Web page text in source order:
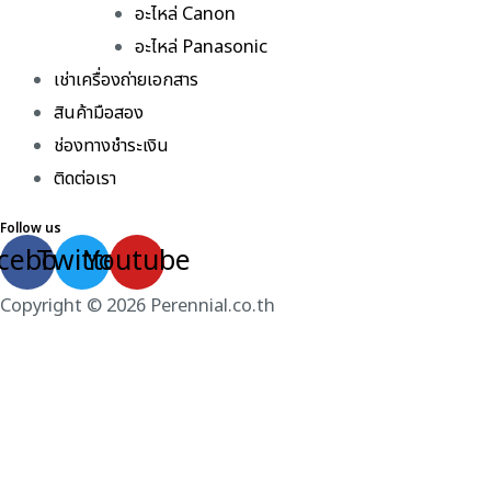
อะไหล่ Canon
อะไหล่ Panasonic
เช่าเครื่องถ่ายเอกสาร
สินค้ามือสอง
ช่องทางชำระเงิน
ติดต่อเรา
Follow us
TwitterYoutube
Copyright © 2026 Perennial.co.th